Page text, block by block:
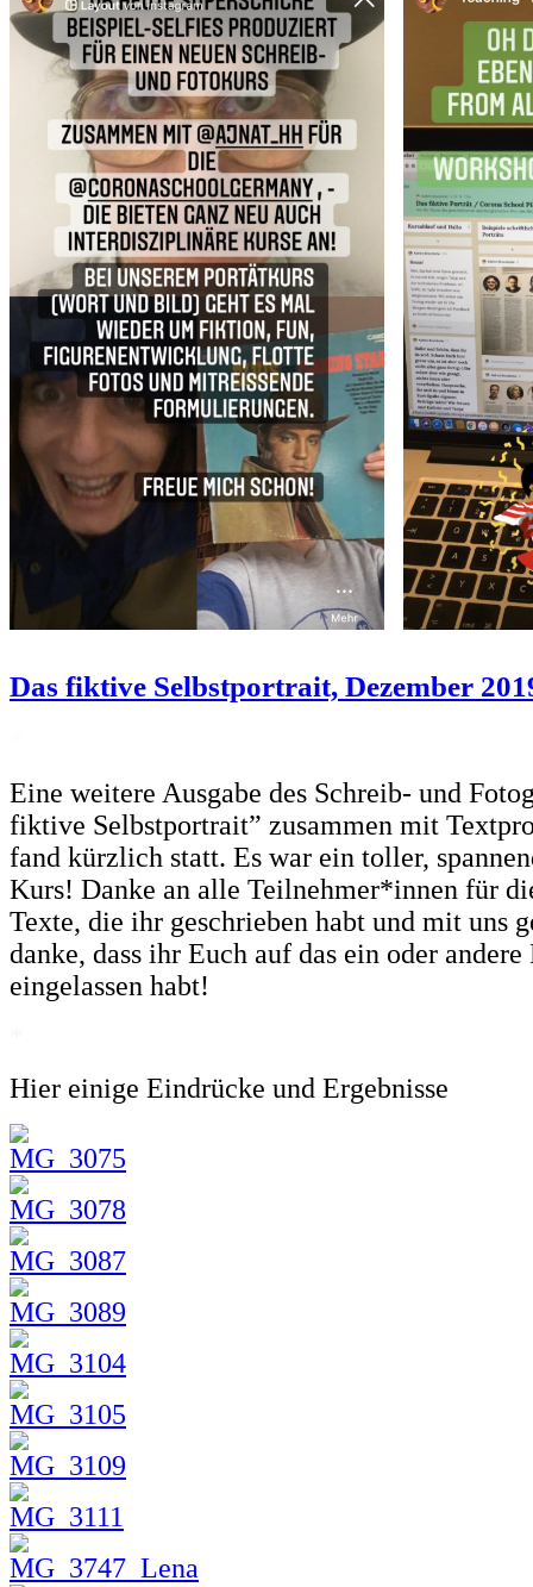
Das fiktive Selbstportrait, Dezember
Eine weitere Ausgabe des Schreib- und
fiktive Selbstportrait” zusammen mit
fand kürzlich statt. Es war ein toller,
Kurs! Danke an alle Teilnehmer*innen für
Texte, die ihr geschrieben habt und mit uns
danke, dass ihr Euch auf das ein oder
eingelassen habt!
Hier einige Eindrücke und Ergebnisse